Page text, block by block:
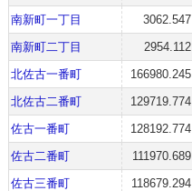
南新町一丁目
3062.547
南新町二丁目
2954.112
北佐古一番町
166980.245
北佐古二番町
129719.774
佐古一番町
128192.774
佐古二番町
111970.689
佐古三番町
118679.294